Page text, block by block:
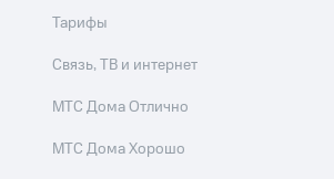
Тарифы
Связь, ТВ и интернет
МТС Дома Отлично
МТС Дома Хорошо